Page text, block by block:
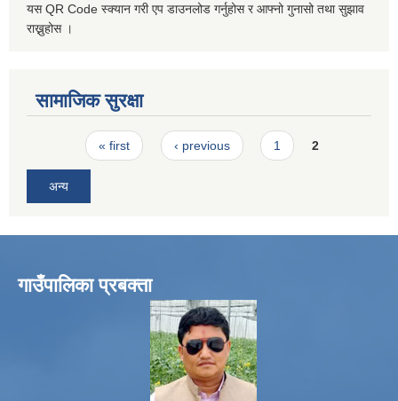
यस QR Code स्क्यान गरी एप डाउनलोड गर्नुहोस र आफ्नो गुनासो तथा सुझाव
राख्नुहोस ।
सामाजिक सुरक्षा
Pages« first ‹ previous 1 2
अन्य
गाउँपालिका प्रबक्ता